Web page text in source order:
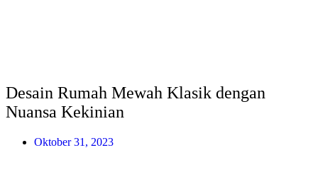
Desain Rumah Mewah Klasik dengan
Nuansa Kekinian
Oktober 31, 2023